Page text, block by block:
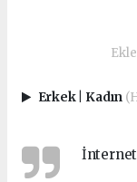
Erkek Kadın